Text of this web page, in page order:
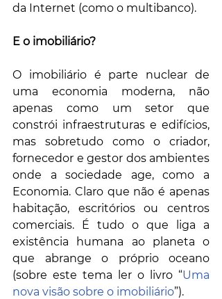
da Internet (como o multibanco).
E o imobiliário?
O imobiliário é parte nuclear de
uma economia moderna, não
apenas como um setor que
constrói infraestruturas e edifícios,
mas sobretudo como o criador,
fornecedor e gestor dos ambientes
onde a sociedade age, como a
Economia. Claro que não é apenas
habitação, escritórios ou centros
comerciais. É tudo o que liga a
existência humana ao planeta o
que abrange o próprio oceano
(sobre este tema ler o livro “Uma
nova visão sobre o imobiliário”).